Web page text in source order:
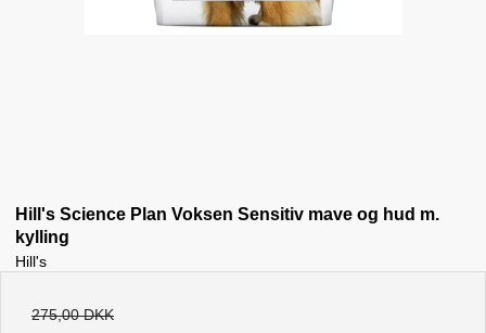
Hill's Science Plan Voksen Sensitiv mave og hud m.
kylling
Hill's
275,00 DKK